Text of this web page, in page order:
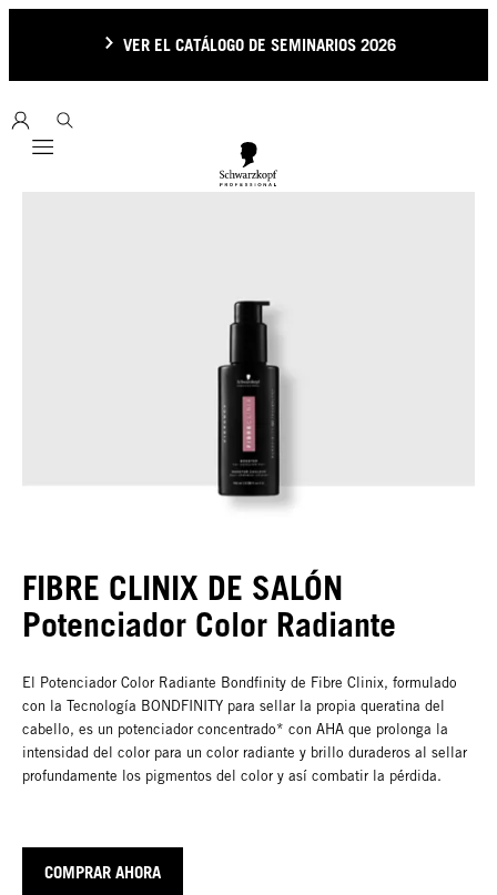
VER EL CATÁLOGO DE SEMINARIOS 2026
Mobile navigation
FIBRE CLINIX DE SALÓN
Potenciador Color Radiante
El Potenciador Color Radiante Bondfinity de Fibre Clinix, formulado
con la Tecnología BONDFINITY para sellar la propia queratina del
cabello, es un potenciador concentrado* con AHA que prolonga la
intensidad del color para un color radiante y brillo duraderos al sellar
profundamente los pigmentos del color y así combatir la pérdida.
COMPRAR AHORA